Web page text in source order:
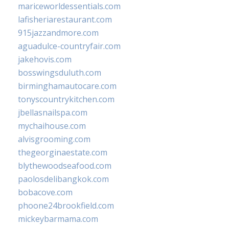
mariceworldessentials.com
lafisheriarestaurant.com
915jazzandmore.com
aguadulce-countryfair.com
jakehovis.com
bosswingsduluth.com
birminghamautocare.com
tonyscountrykitchen.com
jbellasnailspa.com
mychaihouse.com
alvisgrooming.com
thegeorginaestate.com
blythewoodseafood.com
paolosdelibangkok.com
bobacove.com
phoone24brookfield.com
mickeybarmama.com